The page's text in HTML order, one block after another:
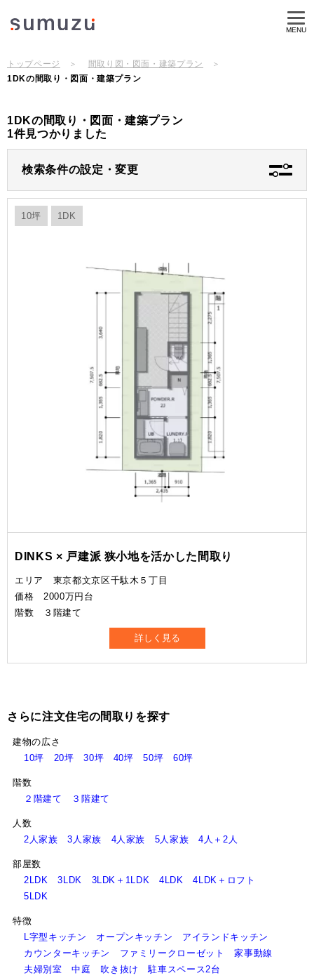
MENU
トップページ
間取り図・図面・建築プラン
1DKの間取り・図面・建築プラン
1DKの間取り・図面・建築プラン
1件見つかりました
10坪 1DK
DINKS × 戸建派 狭小地を活かした間取り
エリア 東京都文京区千駄木５丁目
価格 2000万円台
階数 ３階建て
詳しく見る
検索条件の設定・変更
さらに注文住宅の間取りを探す
建物の広さ
10坪 20坪30坪 40坪50坪60坪
階数
２階建て
３階建て
人数
2人家族3人家族 4人家族 5人家族 4人＋2人
部屋数
2LDK3LDK 3LDK＋1LDK 4LDK4LDK＋ロフト
5LDK
特徴
L字型キッチン オープンキッチン アイランドキッチン
カウンターキッチン ファミリークローゼット家事動線
夫婦別室中庭 吹き抜け駐車スペース2台